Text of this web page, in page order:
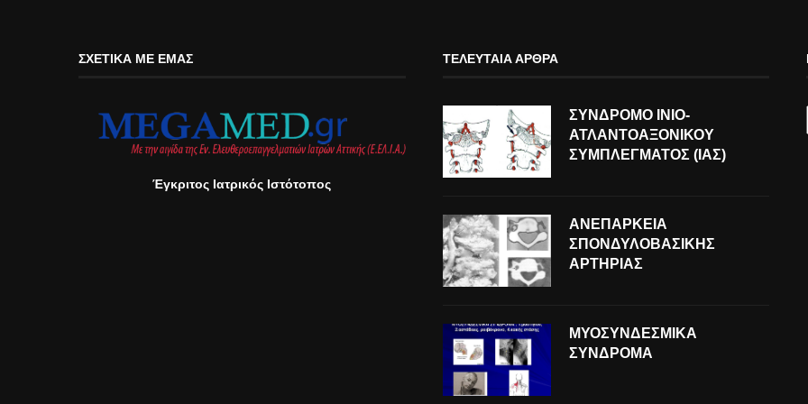
ΣΧΕΤΙΚΆ ΜΕ ΕΜΆΣ
Έγκριτος Ιατρικός Ιστότοπος
ΤΕΛΕΥΤΑΊΑ ΆΡΘΡΑ
ΣΥΝΔΡΟΜΟ ΙΝΙΟ-
ΑΤΛΑΝΤΟΑΞΟΝΙΚΟΥ
ΣΥΜΠΛΕΓΜΑΤΟΣ (ΙΑΣ)
ΑΝΕΠΑΡΚΕΙΑ
ΣΠΟΝΔΥΛΟΒΑΣΙΚΗΣ
ΑΡΤΗΡΙΑΣ
ΜΥΟΣΥΝΔΕΣΜΙΚΑ
ΣΥΝΔΡΟΜΑ